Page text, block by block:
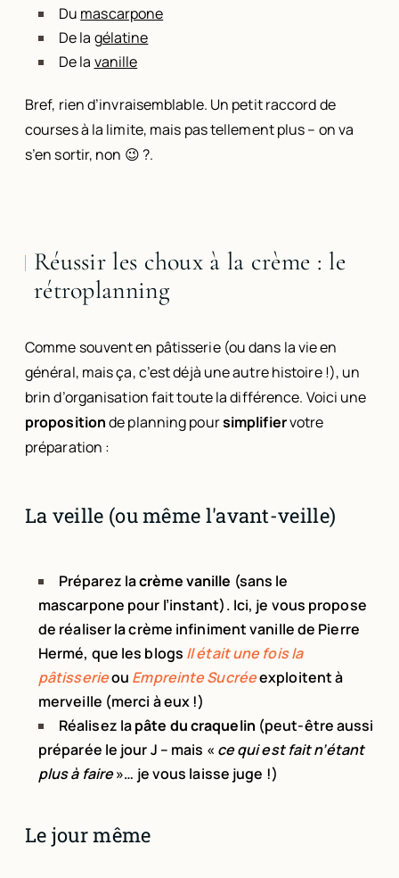
Du mascarpone
De la gélatine
De la vanille
Bref, rien d’invraisemblable. Un petit raccord de
courses à la limite, mais pas tellement plus – on va
s’en sortir, non 😉 ?.
Réussir les choux à la crème : le
rétroplanning
Comme souvent en pâtisserie (ou dans la vie en
général, mais ça, c’est déjà une autre histoire !), un
brin d’organisation fait toute la différence. Voici une
propositionde planning poursimplifiervotre
préparation :
La veille (ou même l'avant-veille)
Préparez lacrème vanille (sans le
mascarpone pour l’instant). Ici, je vous propose
de réaliser la crème infiniment vanille de Pierre
Hermé, que les blogs Il était une fois la
pâtisserieou Empreinte Sucréeexploitent à
merveille (merci à eux !)
Réalisez lapâte du craquelin (peut-être aussi
préparée le jour J – mais « ce qui est fait n’étant
plus à faire»… je vous laisse juge !)
Le jour même